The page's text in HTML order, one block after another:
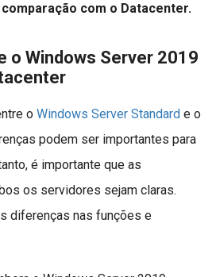
com o Datacenter.
o Windows Server 2019
o Windows Server Standard e o
podem ser importantes para
é importante que as
os servidores sejam claras.
diferenças nas funções e